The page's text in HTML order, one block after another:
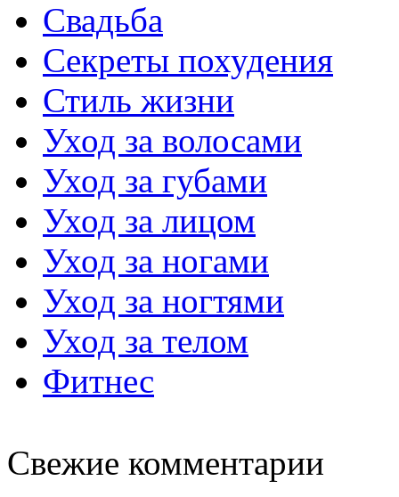
Свадьба
Секреты похудения
Стиль жизни
Уход за волосами
Уход за губами
Уход за лицом
Уход за ногами
Уход за ногтями
Уход за телом
Фитнес
Свежие комментарии